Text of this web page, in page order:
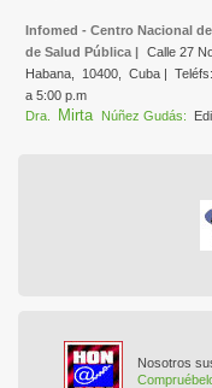
Infomed - Centro Nacional
de Salud Pública |
Calle 27
Habana, 10400, Cuba | Teléfs:
a 5:00 p.m
Dra.
Mirta Núñez Gudás:
Nosotros